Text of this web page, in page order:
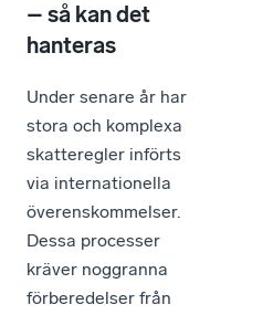
– så kan det
hanteras
Under senare år har
stora och komplexa
skatteregler införts
via internationella
överenskommelser.
Dessa processer
kräver noggranna
förberedelser från